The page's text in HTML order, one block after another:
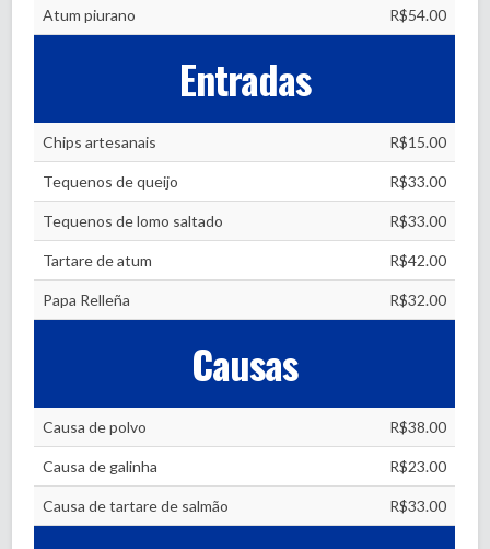
Atum piurano R$54.00
Entradas
Chips artesanais R$15.00
Tequenos de queijo R$33.00
Tequenos de lomo saltado R$33.00
Tartare de atum R$42.00
Papa Relleña R$32.00
Causas
Causa de polvo R$38.00
Causa de galinha R$23.00
Causa de tartare de salmão R$33.00